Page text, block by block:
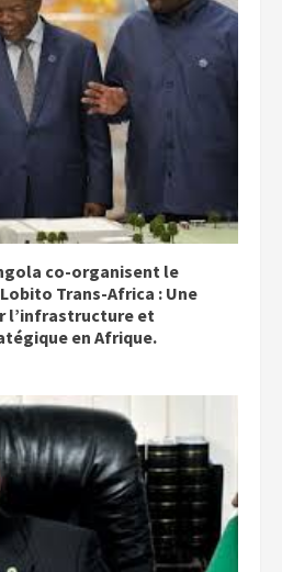
co-organisent le
Trans-Africa : Une
l’infrastructure et
en Afrique.